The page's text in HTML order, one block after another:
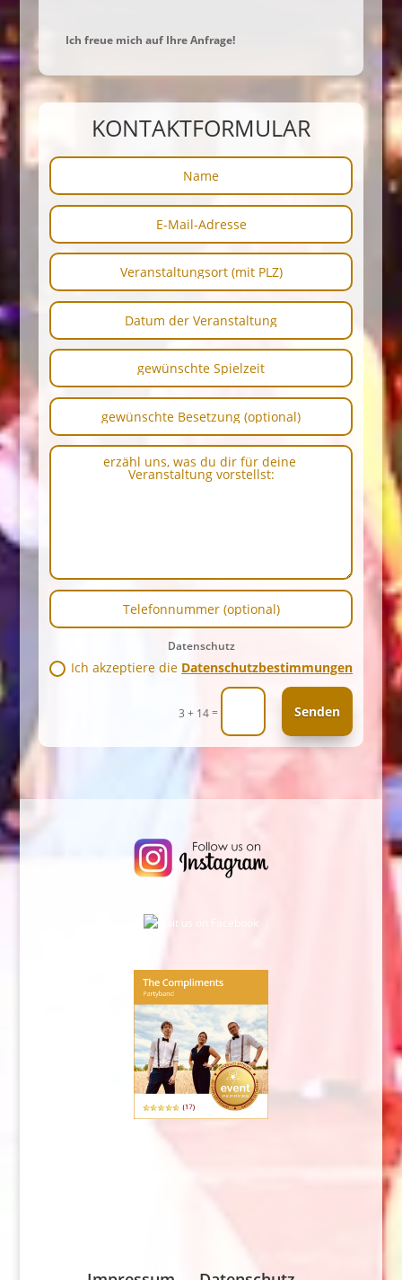
Ich freue mich auf Ihre Anfrage!
KONTAKTFORMULAR
Name
E-
Adresse
Veranstaltungsort
PLZ)
Datum
Veranstaltung
gewünschte
gewünschte
Besetzung
(optional)
erzähl
Telefonnummer
Datenschutz
Ich akzeptiere die Datenschutzbestimmungen
3 + 14= Senden